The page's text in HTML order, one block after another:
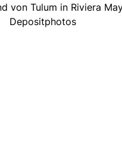
von Tulum in Riviera
Depositphotos